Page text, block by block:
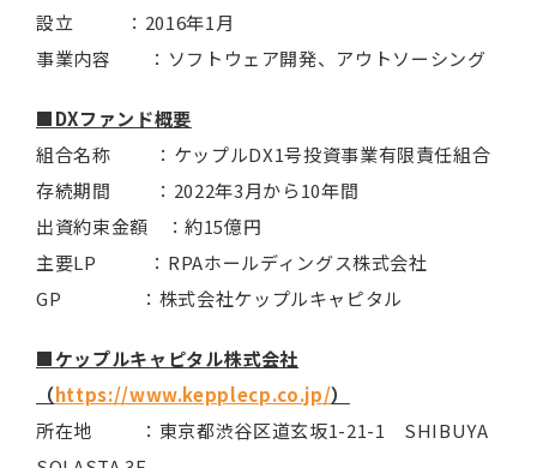
設立 ：2016年1月
事業内容 ：ソフトウェア開発、アウトソーシング
■DXファンド概要
組合名称 ：ケップルDX1号投資事業有限責任組合
存続期間 ：2022年3月から10年間
出資約束金額 ：約15億円
主要LP ：RPAホールディングス株式会社
GP ：株式会社ケップルキャピタル
■ケップルキャピタル株式会社
（https://www.kepplecp.co.jp/）
所在地 ：東京都渋谷区道玄坂1-21-1 SHIBUYA